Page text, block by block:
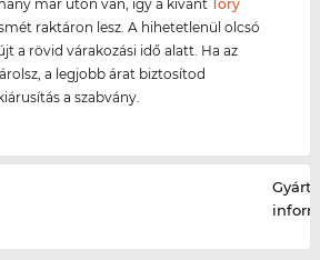
már úton van, így a kívánt Tory
raktáron lesz. A hihetetlenül olcsó
a rövid várakozási idő alatt. Ha az
a legjobb árat biztosítod
a szabvány.